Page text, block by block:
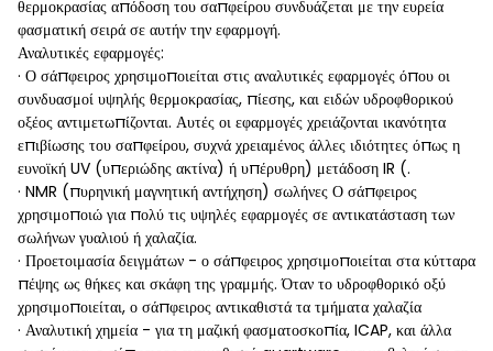
θερμοκρασίας απόδοση του σαπφείρου συνδυάζεται με την ευρεία
φασματική σειρά σε αυτήν την εφαρμογή.
Αναλυτικές εφαρμογές:
· Ο σάπφειρος χρησιμοποιείται στις αναλυτικές εφαρμογές όπου οι
συνδυασμοί υψηλής θερμοκρασίας, πίεσης, και ειδών υδροφθορικού
οξέος αντιμετωπίζονται. Αυτές οι εφαρμογές χρειάζονται ικανότητα
επιβίωσης του σαπφείρου, συχνά χρειαμένος άλλες ιδιότητες όπως η
ευνοϊκή UV (υπεριώδης ακτίνα) ή υπέρυθρη) μετάδοση IR (.
· NMR (πυρηνική μαγνητική αντήχηση) σωλήνες Ο σάπφειρος
χρησιμοποιώ για πολύ τις υψηλές εφαρμογές σε αντικατάσταση των
σωλήνων γυαλιού ή χαλαζία.
· Προετοιμασία δειγμάτων - ο σάπφειρος χρησιμοποιείται στα κύτταρα
πέψης ως θήκες και σκάφη της γραμμής. Όταν το υδροφθορικό οξύ
χρησιμοποιείται, ο σάπφειρος αντικαθιστά τα τμήματα χαλαζία
· Αναλυτική χημεία - για τη μαζική φασματοσκοπία, ICAP, και άλλα